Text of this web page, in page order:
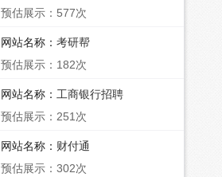
预估展示：577次
网站名称： 考研帮
预估展示：182次
网站名称： 工商银行招聘
预估展示：251次
网站名称： 财付通
预估展示：302次